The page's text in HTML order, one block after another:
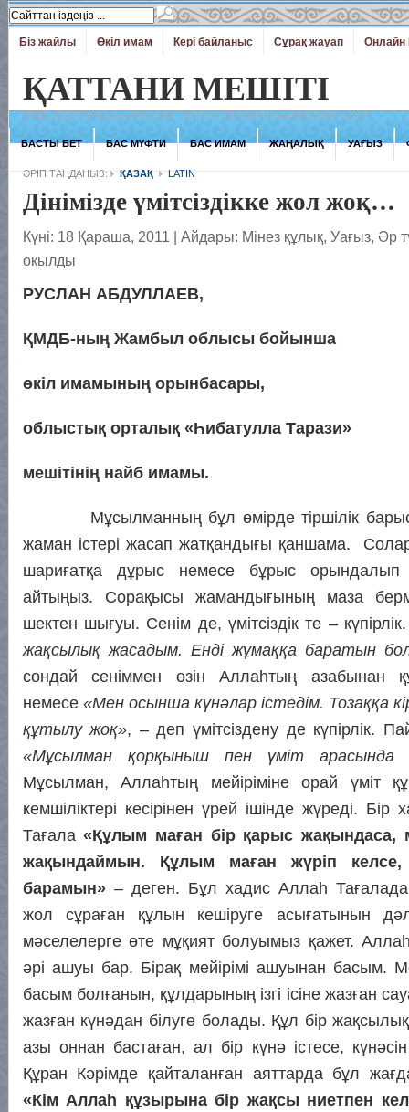
Біз жайлы Өкіл имам Кері байланыс Сұрақ жауап Онлайн
ҚАТТАНИ МЕШІТІ
ҚМДБ, ОҚО бойынша, облыстық "Қаттани" орталық мешітінің ресми сайты
БАСТЫ БЕТ БАС МҮФТИ БАС ИМАМ ЖАҢАЛЫҚ УАҒЫЗ
ӘРІП ТАҢДАҢЫЗ: ҚАЗАҚ LATIN
Дінімізде үмітсіздікке жол жоқ…
Күні: 18 Қараша, 2011 | Айдары: Мінез құлық, Уағыз, Әр
оқылды
РУСЛАН АБДУЛЛАЕВ,
ҚМДБ-ның Жамбыл облысы бойынша
өкіл имамының орынбасары,
облыстық орталық «Һибатулла Тарази»
мешітінің найб имамы.
Мұсылманның бұл өмірде тіршілік
жаман істері жасап жатқандығы қаншама.
шариғатқа дұрыс немесе бұрыс орындалып
айтыңыз. Сорақысы жамандығының маза
шектен шығуы. Сенім де, үмітсіздік те –
жақсылық жасадым. Енді жұмаққа баратын
сондай сеніммен өзін Аллаһтың азабынан
немесе «Мен осынша күнәлар істедім. Тозаққа
құтылу жоқ», – деп үмітсіздену де күпірлік.
«Мұсылман қорқыныш пен үміт арасында
Мұсылман, Аллаһтың мейіріміне орай үміт
кемшіліктері кесірінен үрей ішінде жүреді.
Тағала«Құлым маған бір қарыс жақындаса,
жақындаймын. Құлым маған жүріп келсе,
барамын»– деген. Бұл хадис Аллаһ
жол сұраған құлын кешіруге асығатынын
мәселелерге өте мұқият болуымыз қажет.
әрі ашуы бар. Бірақ мейірімі ашуынан басым.
басым болғанын, құлдарының ізгі ісіне жазған
жазған күнәдан білуге болады. Құл бір
азы оннан бастаған, ал бір күнә істесе,
Құран Кәрімде қайталанған аяттарда бұл
«Кім Аллаһ құзырына бір жақсы ниетпен